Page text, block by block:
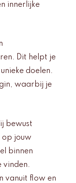
innerlijke
Dit helpt je
doelen.
waarbij je
bewust
op jouw
binnen
vinden.
vanuit flow en